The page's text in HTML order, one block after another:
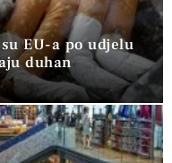
EU-a po udjelu
duhan